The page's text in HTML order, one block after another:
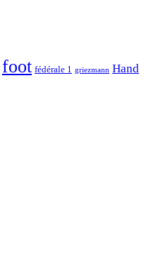
foot fédérale 1 griezmann Hand